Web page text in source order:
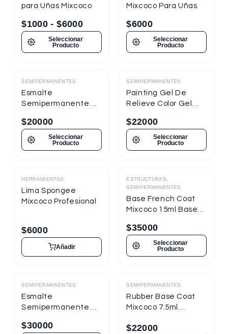
para Uñas Mixcoco
$1000 - $6000
Seleccionar
Producto
Mixcoco Para Uñas
$6000
Seleccionar
Producto
Destacado
SEMIPERMANENTES
Esmalte
Semipermanente
Semitraslúcido 7.5ml
Nueva Presentación
$20000
Seleccionar
Producto
Destacado
SEMIPERMANENTES
Painting Gel De
Relieve Color Gel
$22000
Seleccionar
Producto
Destacado
HERRAMIENTAS
Lima Spongee
Mixcoco Profesional
$6000
Añadir
Destacado
ESTRUCTURAS,
SEMIPERMANENTES
Base French Coat
Mixcoco 15ml Base
$35000
Seleccionar
Producto
Destacado
SEMIPERMANENTES
Esmalte
Semipermanente
Semitraslúcido 15ml
$30000
Destacado
SEMIPERMANENTES
Rubber Base Coat
Mixcoco 7.5ml
para Uñas
$22000